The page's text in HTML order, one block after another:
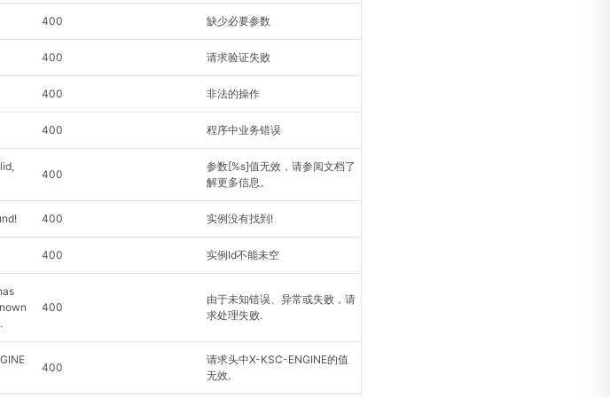
400 缺少必要参数
400 请求验证失败
400 非法的操作
400 程序中业务错误
400
参数[%s]值无效，请参阅文档了
解更多信息。
400 实例没有找到!
400 实例Id不能未空
400
由于未知错误、异常或失败，请
求处理失败.
400
请求头中X-KSC-ENGINE的值
无效.